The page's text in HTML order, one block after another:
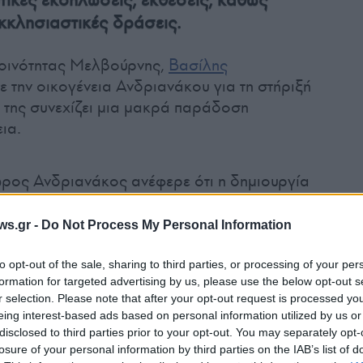
- Do Not Process My Personal Information
opt-out of the sale, sharing to third parties, or processing of your
for targeted advertising by us, please use the below opt-out
selection. Please note that after your opt-out request is processed
interest-based ads based on personal information utilized by us
to third parties prior to your opt-out. You may separately
of your personal information by third parties on the IAB’s list of
δράσεις.
Μελβούρνης, Βασίλης
την οικογένεια Ανδριανάκου για τη στήριξή
συνεχίζει μια μακρά παράδοση
Ανδριανάκος ανέφερε ότι η δημιουργία
να διατηρηθεί ζωντανή η κληρονομιά
βαθιά στη δύναμη της κοινότητας, στη
και στη στήριξη του πολιτισμού. Όπως
έργο ήταν μια αυτονόητη επιλογή,
χωρίς δεύτερη σκέψη σε ένα
και τον πολιτισμό.